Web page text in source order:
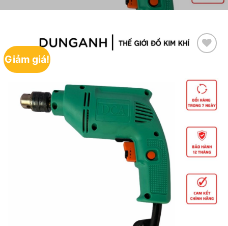
Giảm giá!
Yêu
thích